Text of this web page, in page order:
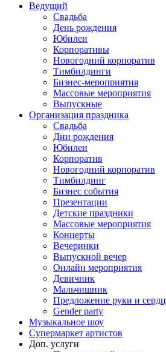
Ведущий
Свадьба
День рождения
Юбилеи
Корпоративы
Новогодний корпоратив
Тимбилдинги
Бизнес-мероприятия
Массовые мероприятия
Выпускные
Организация праздника
Свадьба
Дни рождения
Юбилеи
Корпоратив
Новогодний корпоратив
Тимбилдинг
Бизнес события
Презентации
Детские праздники
Массовые мероприятия
Концерты
Вечеринки
Выпускной вечер
Онлайн мероприятия
Девичник
Мальчишник
Предложение руки и
Gender party
Музыкальное шоу
Супермаркет артистов
Доп. услуги